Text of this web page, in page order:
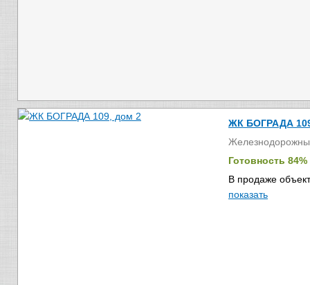
ЖК БОГРАДА
Готовность 84%
В продаже
показать